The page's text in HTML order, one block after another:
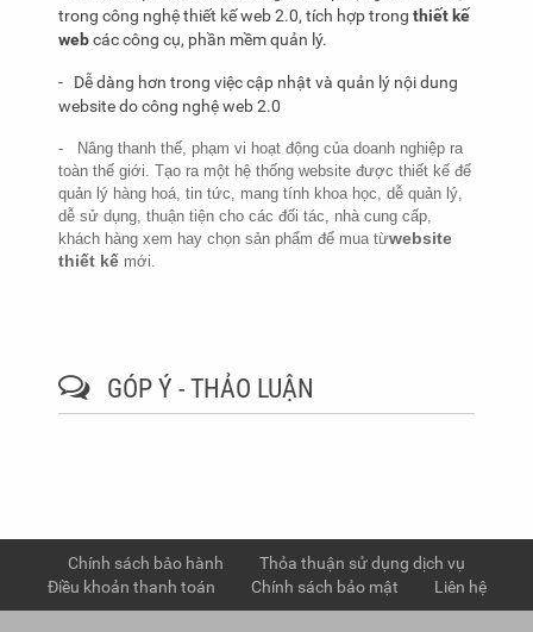
trong công nghệ thiết kế web 2.0, tích hợp trong thiết kế
webcác công cụ, phần mềm quản lý.
- Dễ dàng hơn trong việc cập nhật và quản lý nội dung
website do công nghệ web 2.0
- Nâng thanh thế, phạm vi hoạt động của doanh nghiệp ra
toàn thế giới. Tạo ra một hệ thống website được thiết kế để
quản lý hàng hoá, tin tức, mang tính khoa học, dễ quản lý,
dễ sử dụng, thuận tiện cho các đối tác, nhà cung cấp,
khách hàng xem hay chọn sản phẩm để mua từwebsite
thiết kế mới.
GÓP Ý - THẢO LUẬN
Chính sách bảo hành
Thỏa thuận sử dụng dịch vụ
Điều khoản thanh toán
Chính sách bảo mật Liên hệ